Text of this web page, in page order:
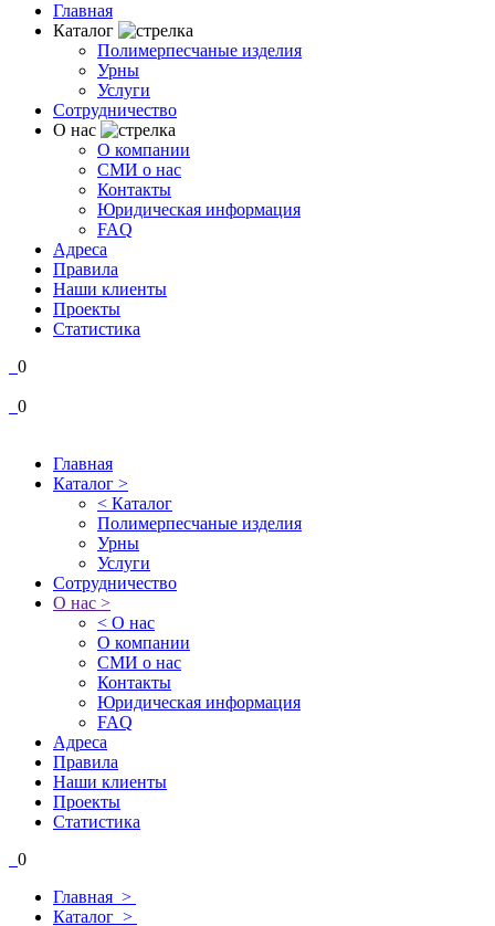
Главная
Каталог
Полимерпесчаные изделия
Урны
Услуги
Сотрудничество
О нас
О компании
СМИ о нас
Контакты
Юридическая информация
FAQ
Адреса
Правила
Наши клиенты
Проекты
Статистика
0
0
Главная
Каталог >
< Каталог
Полимерпесчаные изделия
Урны
Услуги
Сотрудничество
О нас >
< О нас
О компании
СМИ о нас
Контакты
Юридическая информация
FAQ
Адреса
Правила
Наши клиенты
Проекты
Статистика
0
Главная >
Каталог >